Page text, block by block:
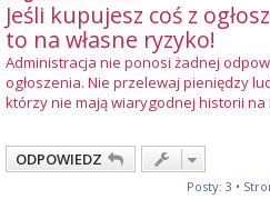
Jeśli kupujesz coś z
to na własne ryzyko!
Administracja nie ponosi żadnej
ogłoszenia. Nie przelewaj pieniędzy
którzy nie mają wiarygodnej historii na
ODPOWIEDZ
Posty: 3 •